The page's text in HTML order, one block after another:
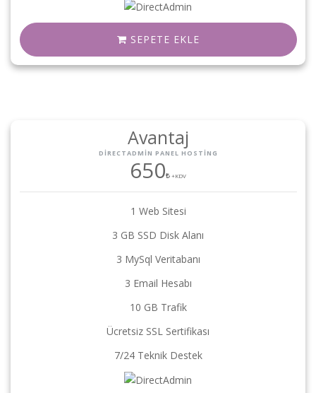
SEPETE EKLE
Avantaj
DIRECTADMIN PANEL HOSTING
650 +KDV
1 Web Sitesi
3 GB SSD Disk Alanı
3 MySql Veritabanı
3 Email Hesabı
10 GB Trafik
Ücretsiz SSL Sertifikası
7/24 Teknik Destek